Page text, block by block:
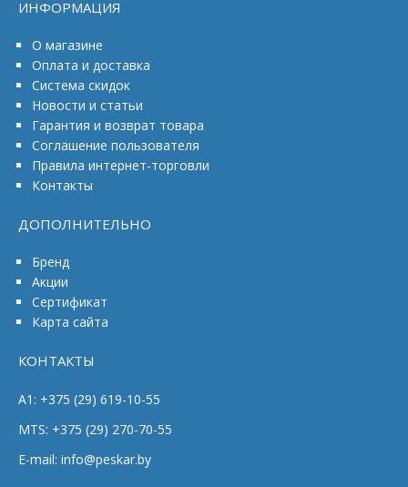
ИНФОРМАЦИЯ
О магазине
Оплата и доставка
Система скидок
Новости и статьи
Гарантия и возврат товара
Соглашение пользователя
Правила интернет-торговли
Контакты
ДОПОЛНИТЕЛЬНО
Бренд
Акции
Сертификат
Карта сайта
КОНТАКТЫ
A1: +375 (29) 619-10-55
MTS: +375 (29) 270-70-55
E-mail: info@peskar.by